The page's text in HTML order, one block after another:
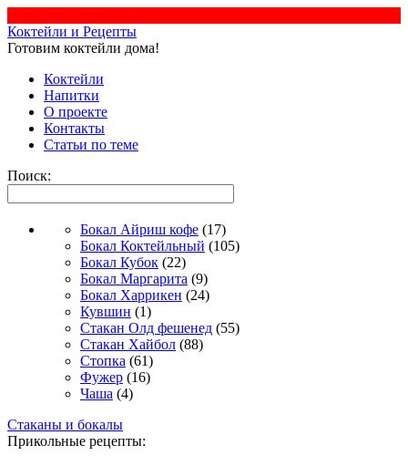
Коктейли и Рецепты
Готовим коктейли дома!
Коктейли
Напитки
О проекте
Контакты
Статьи по теме
Поиск:
Бокал Айриш кофе (17)
Бокал Коктейльный (105)
Бокал Кубок (22)
Бокал Маргарита (9)
Бокал Харрикен (24)
Кувшин (1)
Стакан Олд фешенед (55)
Стакан Хайбол (88)
Стопка (61)
Фужер (16)
Чаша (4)
Стаканы и бокалы
Прикольные рецепты: